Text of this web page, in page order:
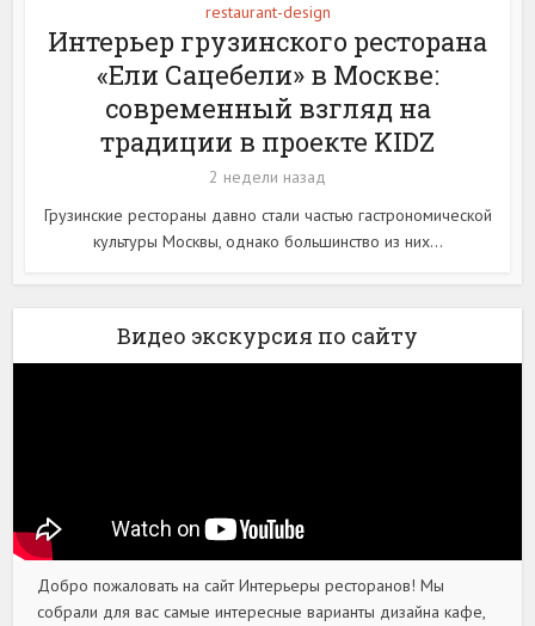
restaurant-design
Интерьер грузинского ресторана
«Ели Сацебели» в Москве:
современный взгляд на
традиции в проекте KIDZ
2 недели назад
Грузинские рестораны давно стали частью гастрономической
культуры Москвы, однако большинство из них...
Видео экскурсия по сайту
Добро пожаловать на сайт Интерьеры ресторанов! Мы
собрали для вас самые интересные варианты дизайна кафе,